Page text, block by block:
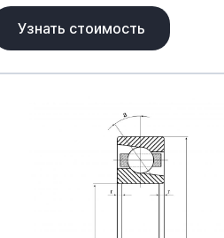
Узнать стоимость